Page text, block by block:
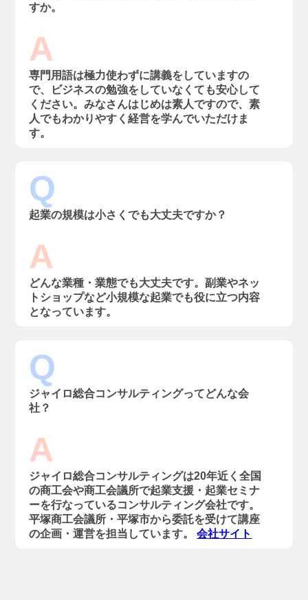
すか。
A
専門用語は極力使わずに講義をしていますの
で、ビジネスの勉強をしていなくても安心して
ください。みなさんはじめは素人ですので、素
人でもわかりやすく経営を学んでいただけま
す。
Q
起業の規模は小さくでも大丈夫ですか？
A
どんな業種・業態でも大丈夫です。副業やネッ
トショップなど小規模な起業でも役に立つ内容
となっています。
Q
ジャイロ総合コンサルティングってどんな会
社？
A
ジャイロ総合コンサルティングは20年近く全国
の商工会や商工会議所で起業支援・起業セミナ
ーを行なっているコンサルティング会社です。
平塚商工会議所・平塚市から委託を受けて講座
の企画・運営を担当しています。会社サイト